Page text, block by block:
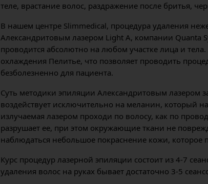
теле, врастание волос, раздражение после бритья,
В нашем центре Slimmedical, процедура удаления
Александритовым лазером Light A, компании Quanta
проводится абсолютно на любом участке лица и
охлаждения Пелитье, что позволяет проводить
безболезненно для пациента.
Суть методики эпиляции Александритовым лазером
воздействует исключительно на меланин, который
излучаемая лазером проходи по волосу, как по
разрушает ее, при этом окружающие ткани не
наблюдаться небольшое покраснение кожи, которое
Курс процедур лазерной эпиляции состоит из 4-7
удаления волос на руках бывает достаточно 3-5